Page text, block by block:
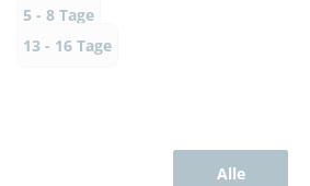
5 - 8 Tage
13 - 16 Tage
Alle